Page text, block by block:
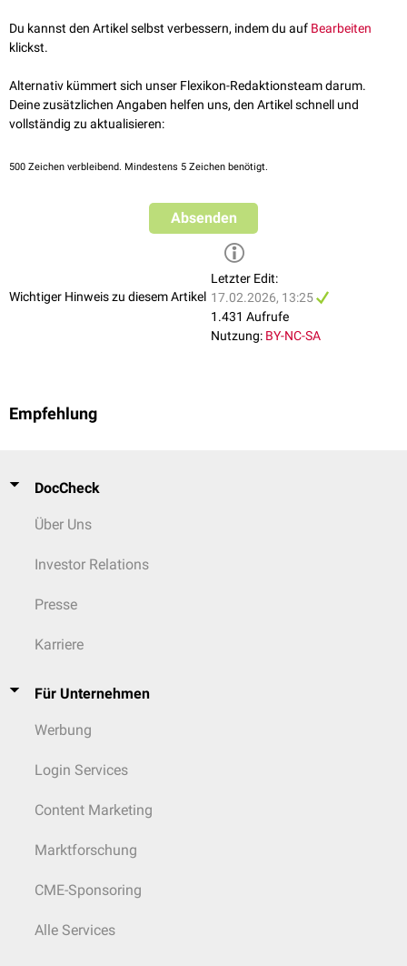
Du kannst den Artikel selbst verbessern, indem du auf Bearbeiten
klickst.
Alternativ kümmert sich unser Flexikon-Redaktionsteam darum.
Deine zusätzlichen Angaben helfen uns, den Artikel schnell und
vollständig zu aktualisieren:
500 Zeichen verbleibend. Mindestens 5 Zeichen benötigt.
Absenden
Wichtiger Hinweis zu diesem Artikel
Letzter Edit:
17.02.2026, 13:25
1.431 Aufrufe
Nutzung: BY-NC-SA
Empfehlung
DocCheck
Über Uns
Investor Relations
Presse
Karriere
Für Unternehmen
Werbung
Login Services
Content Marketing
Marktforschung
CME-Sponsoring
Alle Services